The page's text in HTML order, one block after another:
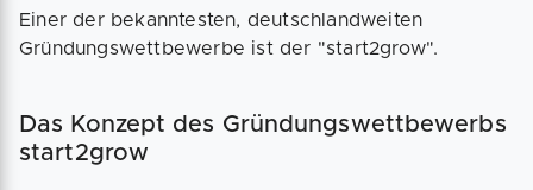
Einer der bekanntesten, deutschlandweiten
Gründungswettbewerbe ist der "start2grow".
Das Konzept des Gründungswettbewerbs
start2grow